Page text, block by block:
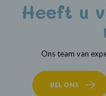
Heeft u
Ons team van
BEL ONS